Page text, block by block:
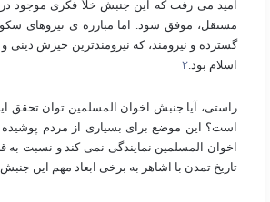
امید می رفت که این جنبش خلأ فکری موجود
مستقل، موفق شود. اما مبارزه ی نیروهای
گسترده و نیرومند، که نیرومندترین خیزش دینی
اسلام بود.٢
راستی، آیا جنبش اخوان المسلمین توان تحقق
است؟ این موضع برای بسیاری از مردم
اخوان المسلمین نمایندگی نمی کند و نسبت
تاریخ تمدن با اشاهر به برخی ابعاد مهم این